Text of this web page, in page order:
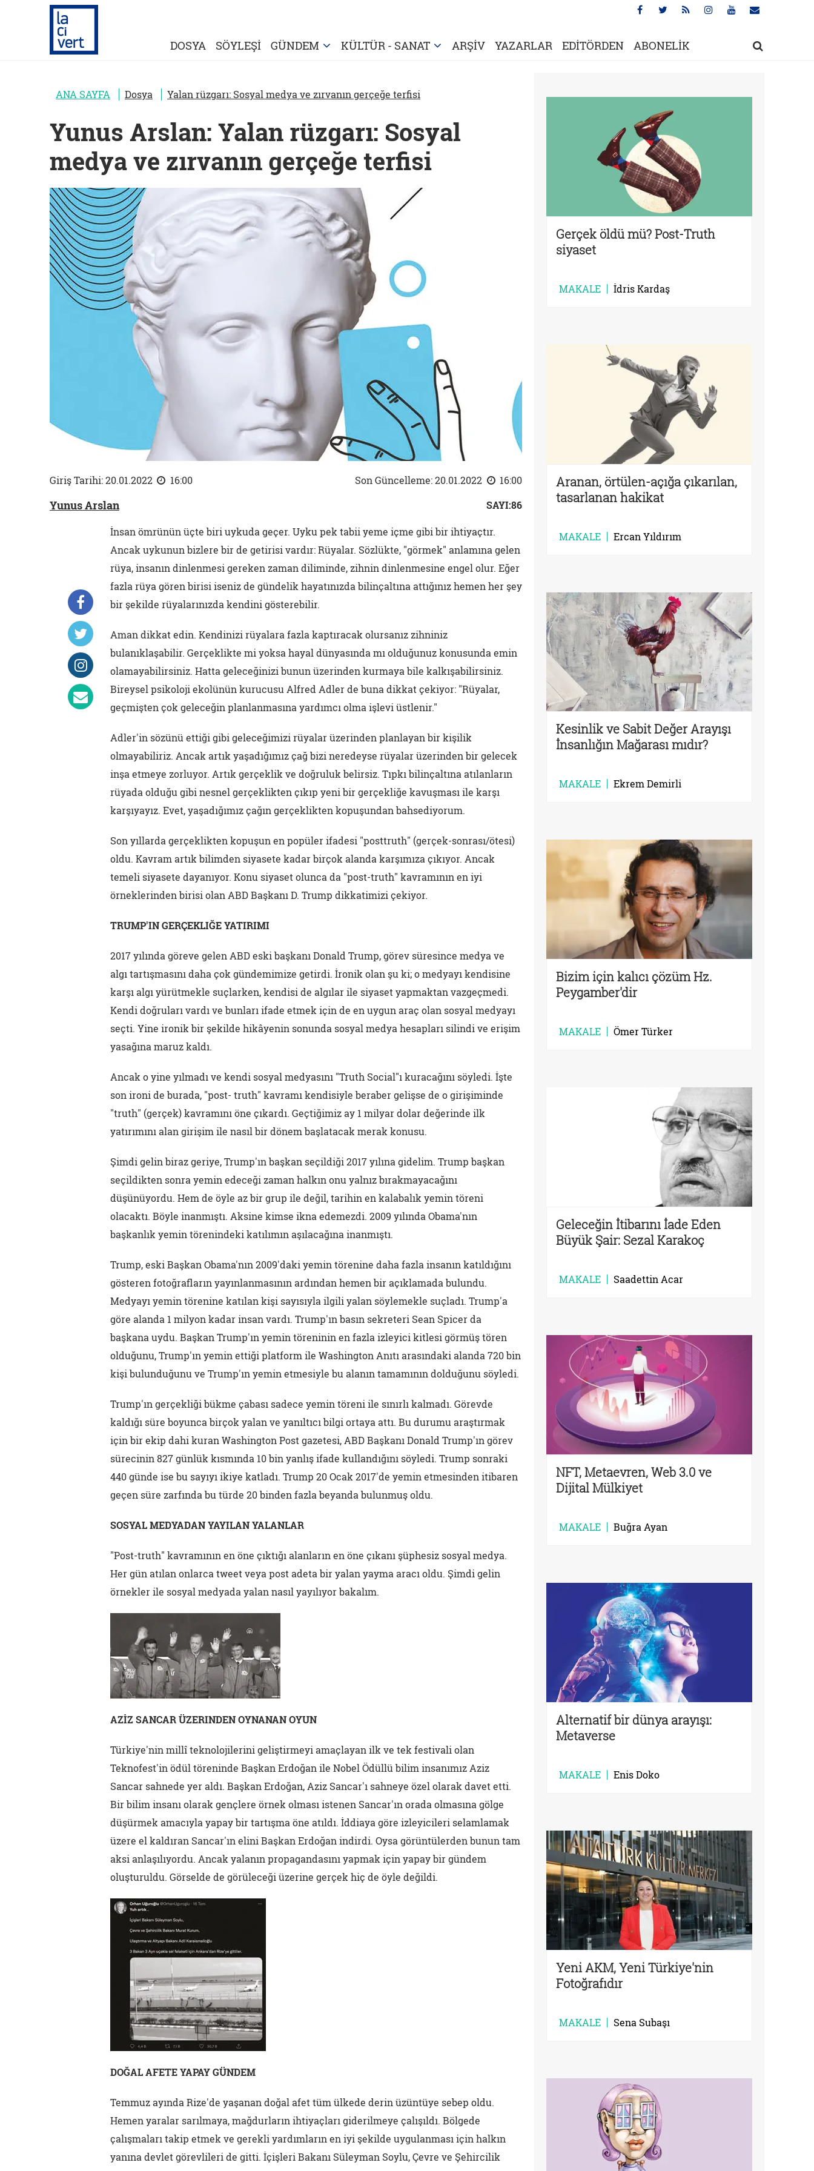
DOSYA SÖYLEŞİ GÜNDEM KÜLTÜR - SANAT ARŞİV YAZARLAR EDİTÖRDEN ABONELİK
ANA SAYFA Dosya Yalan rüzgarı: Sosyal medya ve zırvanın gerçeğe terfisi
Yunus Arslan: Yalan rüzgarı: Sosyal
medya ve zırvanın gerçeğe terfisi
Giriş Tarihi: 20.01.2022 16:00 Son Güncelleme: 20.01.2022 16:00
Yunus Arslan SAYI:86
İnsan ömrünün üçte biri uykuda geçer. Uyku pek tabii yeme içme gibi bir ihtiyaçtır.
Ancak uykunun bizlere bir de getirisi vardır: Rüyalar. Sözlükte, "görmek" anlamına gelen
rüya, insanın dinlenmesi gereken zaman diliminde, zihnin dinlenmesine engel olur. Eğer
fazla rüya gören birisi iseniz de gündelik hayatınızda bilinçaltına attığınız hemen her şey
bir şekilde rüyalarınızda kendini gösterebilir.
Aman dikkat edin. Kendinizi rüyalara fazla kaptıracak olursanız zihniniz
bulanıklaşabilir. Gerçeklikte mi yoksa hayal dünyasında mı olduğunuz konusunda emin
olamayabilirsiniz. Hatta geleceğinizi bunun üzerinden kurmaya bile kalkışabilirsiniz.
Bireysel psikoloji ekolünün kurucusu Alfred Adler de buna dikkat çekiyor: "Rüyalar,
geçmişten çok geleceğin planlanmasına yardımcı olma işlevi üstlenir."
Adler'in sözünü ettiği gibi geleceğimizi rüyalar üzerinden planlayan bir kişilik
olmayabiliriz. Ancak artık yaşadığımız çağ bizi neredeyse rüyalar üzerinden bir gelecek
inşa etmeye zorluyor. Artık gerçeklik ve doğruluk belirsiz. Tıpkı bilinçaltına atılanların
rüyada olduğu gibi nesnel gerçeklikten çıkıp yeni bir gerçekliğe kavuşması ile karşı
karşıyayız. Evet, yaşadığımız çağın gerçeklikten kopuşundan bahsediyorum.
Son yıllarda gerçeklikten kopuşun en popüler ifadesi "posttruth" (gerçek-sonrası/ötesi)
oldu. Kavram artık bilimden siyasete kadar birçok alanda karşımıza çıkıyor. Ancak
temeli siyasete dayanıyor. Konu siyaset olunca da "post-truth" kavramının en iyi
örneklerinden birisi olan ABD Başkanı D. Trump dikkatimizi çekiyor.
TRUMP'IN GERÇEKLIĞE YATIRIMI
2017 yılında göreve gelen ABD eski başkanı Donald Trump, görev süresince medya ve
algı tartışmasını daha çok gündemimize getirdi. İronik olan şu ki; o medyayı kendisine
karşı algı yürütmekle suçlarken, kendisi de algılar ile siyaset yapmaktan vazgeçmedi.
Kendi doğruları vardı ve bunları ifade etmek için de en uygun araç olan sosyal medyayı
seçti. Yine ironik bir şekilde hikâyenin sonunda sosyal medya hesapları silindi ve erişim
yasağına maruz kaldı.
Ancak o yine yılmadı ve kendi sosyal medyasını "Truth Social"ı kuracağını söyledi. İşte
son ironi de burada, "post- truth" kavramı kendisiyle beraber gelişse de o girişiminde
"truth" (gerçek) kavramını öne çıkardı. Geçtiğimiz ay 1 milyar dolar değerinde ilk
yatırımını alan girişim ile nasıl bir dönem başlatacak merak konusu.
Şimdi gelin biraz geriye, Trump'ın başkan seçildiği 2017 yılına gidelim. Trump başkan
seçildikten sonra yemin edeceği zaman halkın onu yalnız bırakmayacağını
düşünüyordu. Hem de öyle az bir grup ile değil, tarihin en kalabalık yemin töreni
olacaktı. Böyle inanmıştı. Aksine kimse ikna edemezdi. 2009 yılında Obama'nın
başkanlık yemin törenindeki katılımın aşılacağına inanmıştı.
Trump, eski Başkan Obama'nın 2009'daki yemin törenine daha fazla insanın katıldığını
gösteren fotoğrafların yayınlanmasının ardından hemen bir açıklamada bulundu.
Medyayı yemin törenine katılan kişi sayısıyla ilgili yalan söylemekle suçladı. Trump'a
göre alanda 1 milyon kadar insan vardı. Trump'ın basın sekreteri Sean Spicer da
başkana uydu. Başkan Trump'ın yemin töreninin en fazla izleyici kitlesi görmüş tören
olduğunu, Trump'ın yemin ettiği platform ile Washington Anıtı arasındaki alanda 720 bin
kişi bulunduğunu ve Trump'ın yemin etmesiyle bu alanın tamamının dolduğunu söyledi.
Trump'ın gerçekliği bükme çabası sadece yemin töreni ile sınırlı kalmadı. Görevde
kaldığı süre boyunca birçok yalan ve yanıltıcı bilgi ortaya attı. Bu durumu araştırmak
için bir ekip dahi kuran Washington Post gazetesi, ABD Başkanı Donald Trump'ın görev
sürecinin 827 günlük kısmında 10 bin yanlış ifade kullandığını söyledi. Trump sonraki
440 günde ise bu sayıyı ikiye katladı. Trump 20 Ocak 2017'de yemin etmesinden itibaren
geçen süre zarfında bu türde 20 binden fazla beyanda bulunmuş oldu.
SOSYAL MEDYADAN YAYILAN YALANLAR
"Post-truth" kavramının en öne çıktığı alanların en öne çıkanı şüphesiz sosyal medya.
Her gün atılan onlarca tweet veya post adeta bir yalan yayma aracı oldu. Şimdi gelin
örnekler ile sosyal medyada yalan nasıl yayılıyor bakalım.
AZİZ SANCAR ÜZERINDEN OYNANAN OYUN
Türkiye'nin millî teknolojilerini geliştirmeyi amaçlayan ilk ve tek festivali olan
Teknofest'in ödül töreninde Başkan Erdoğan ile Nobel Ödüllü bilim insanımız Aziz
Sancar sahnede yer aldı. Başkan Erdoğan, Aziz Sancar'ı sahneye özel olarak davet etti.
Bir bilim insanı olarak gençlere örnek olması istenen Sancar'ın orada olmasına gölge
düşürmek amacıyla yapay bir tartışma öne atıldı. İddiaya göre izleyicileri selamlamak
üzere el kaldıran Sancar'ın elini Başkan Erdoğan indirdi. Oysa görüntülerden bunun tam
aksi anlaşılıyordu. Ancak yalanın propagandasını yapmak için yapay bir gündem
oluşturuldu. Görselde de görüleceği üzerine gerçek hiç de öyle değildi.
DOĞAL AFETE YAPAY GÜNDEM
Temmuz ayında Rize'de yaşanan doğal afet tüm ülkede derin üzüntüye sebep oldu.
Hemen yaralar sarılmaya, mağdurların ihtiyaçları giderilmeye çalışıldı. Bölgede
çalışmaları takip etmek ve gerekli yardımların en iyi şekilde uygulanması için halkın
yanına devlet görevlileri de gitti. İçişleri Bakanı Süleyman Soylu, Çevre ve Şehircilik
Gerçek öldü mü? Post-Truth
siyaset
MAKALE İdris Kardaş
Aranan, örtülen-açığa çıkarılan,
tasarlanan hakikat
MAKALE Ercan Yıldırım
Kesinlik ve Sabit Değer Arayışı
İnsanlığın Mağarası mıdır?
MAKALE Ekrem Demirli
Bizim için kalıcı çözüm Hz.
Peygamber'dir
MAKALE Ömer Türker
Geleceğin İtibarını İade Eden
Büyük Şair: Sezal Karakoç
MAKALE Saadettin Acar
NFT, Metaevren, Web 3.0 ve
Dijital Mülkiyet
MAKALE Buğra Ayan
Alternatif bir dünya arayışı:
Metaverse
MAKALE Enis Doko
Yeni AKM, Yeni Türkiye'nin
Fotoğrafıdır
MAKALE Sena Subaşı